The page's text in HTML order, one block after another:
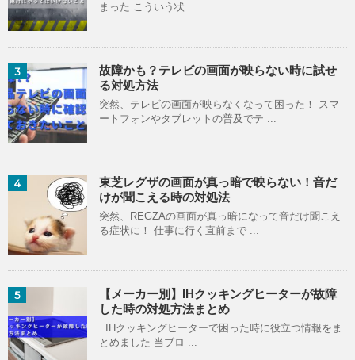
まった こういう状 ...
3
故障かも？テレビの画面が映らない時に試せ
る対処方法
突然、テレビの画面が映らなくなって困った！ スマ
ートフォンやタブレットの普及でテ ...
4
東芝レグザの画面が真っ暗で映らない！音だ
けが聞こえる時の対処法
突然、REGZAの画面が真っ暗になって音だけ聞こえ
る症状に！ 仕事に行く直前まで ...
5
【メーカー別】IHクッキングヒーターが故障
した時の対処方法まとめ
IHクッキングヒーターで困った時に役立つ情報をま
とめました 当ブロ ...